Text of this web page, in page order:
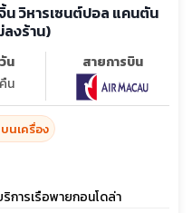
จิ้น วิหารเซนต์ปอล แคนตัน
ลงร้าน)
น
น
สายการบิน
นเครื่อง
ริการเรือพายกอนโดล่า